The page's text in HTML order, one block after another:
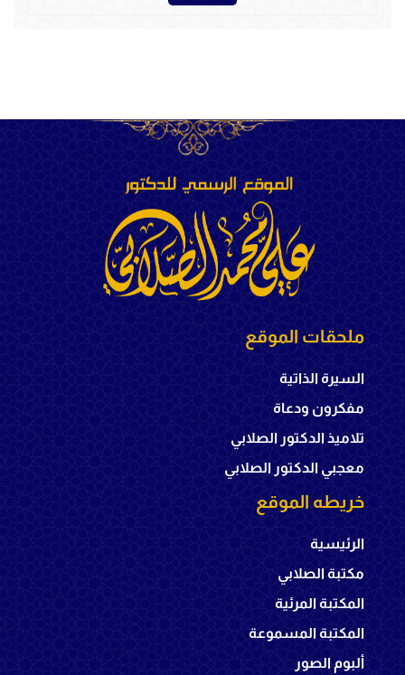
ملحقات الموقع
السيرة الذاتية
مفكرون ودعاة
تلاميذ الدكتور الصلابي
معجبي الدكتور الصلابي
خريطه الموقع
الرئيسية
مكتبة الصلابي
المكتبة المرئية
المكتبة المسموعة
ألبوم الصور